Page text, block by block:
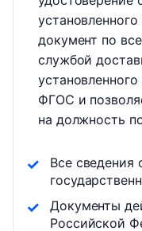
документ по
службой
ФГОС и
на должность
Все сведения
Документы
Российской